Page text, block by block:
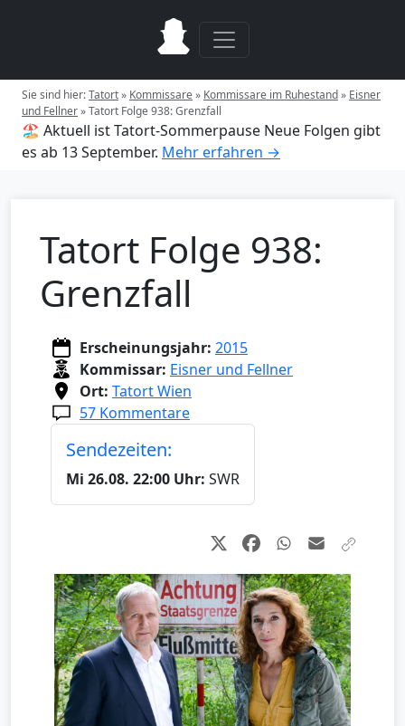
Sie sind hier:Tatort» Kommissare» Kommissare im Ruhestand» Eisner
und Fellner»Tatort Folge 938: Grenzfall
🏖️ Aktuell ist Tatort-Sommerpause Neue Folgen gibt
es ab 13 September. Mehr erfahren →
Tatort Folge 938:
Grenzfall
Erscheinungsjahr: 2015
Kommissar: Eisner und Fellner
Ort: Tatort Wien
57 Kommentare
Sendezeiten:
Mi 26.08. 22:00 Uhr: SWR